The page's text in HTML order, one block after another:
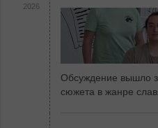
2026
Обсуждение вышло
сюжета в жанре